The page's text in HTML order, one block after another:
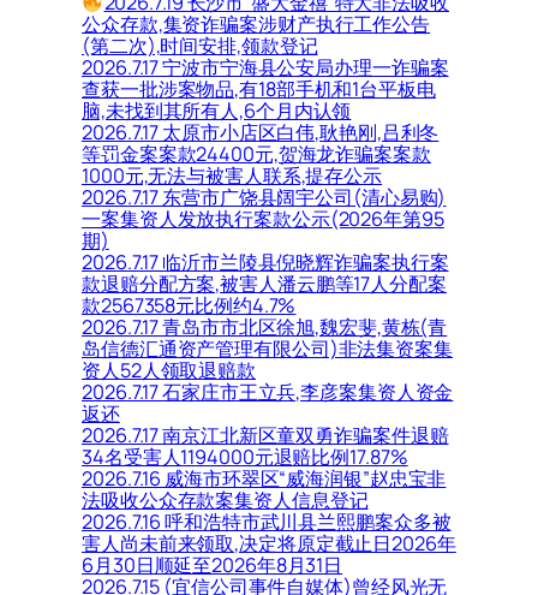
公众存款,集资诈骗案涉财产执行工作公告
(第二次),时间安排,领款登记
2026.7.17 宁波市宁海县公安局办理一诈骗案
查获一批涉案物品,有18部手机和1台平板电
脑,未找到其所有人,6个月内认领
2026.7.17 太原市小店区白伟,耿艳刚,吕利冬
等罚金案案款24400元,贺海龙诈骗案案款
1000元,无法与被害人联系,提存公示
2026.7.17 东营市广饶县阔宇公司(清心易购)
一案集资人发放执行案款公示(2026年第95
期)
2026.7.17 临沂市兰陵县倪晓辉诈骗案执行案
款退赔分配方案,被害人潘云鹏等17人分配案
款2567358元比例约4.7%
2026.7.17 青岛市市北区徐旭,魏宏斐,黄栋(青
岛信德汇通资产管理有限公司)非法集资案集
资人52人领取退赔款
2026.7.17 石家庄市王立兵,李彦案集资人资金
返还
2026.7.17 南京江北新区童双勇诈骗案件退赔
34名受害人1194000元退赔比例17.87%
2026.7.16 威海市环翠区“威海润银”赵忠宝非
法吸收公众存款案集资人信息登记
2026.7.16 呼和浩特市武川县兰熙鹏案众多被
害人尚未前来领取,决定将原定截止日2026年
6月30日顺延至2026年8月31日
2026.7.15 (宜信公司事件自媒体)曾经风光无